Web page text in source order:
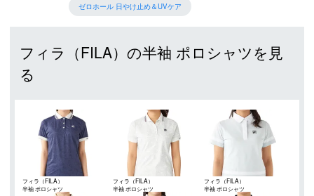
ゼロホール 日やけ止め＆UVケア
フィラ（FILA）の半袖 ポロシャツを見
る
フィラ（FILA）
半袖 ポロシャツ
フィラ（FILA）
半袖 ポロシャツ
フィラ（FILA）
半袖 ポロシャツ